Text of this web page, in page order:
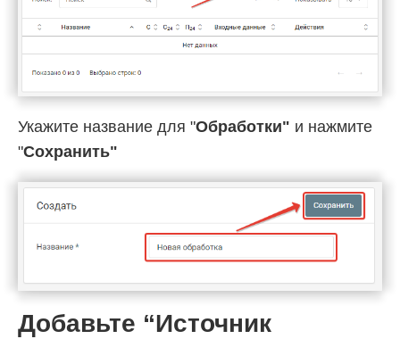
Укажите название для "Обработки" и нажмите
"Cохранить"
Добавьте “Источник